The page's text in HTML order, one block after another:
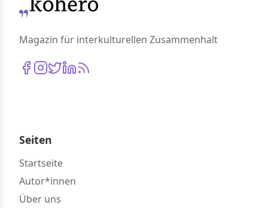
Magazin für interkulturellen Zusammenhalt
Seiten
Startseite
Autor*innen
Über uns